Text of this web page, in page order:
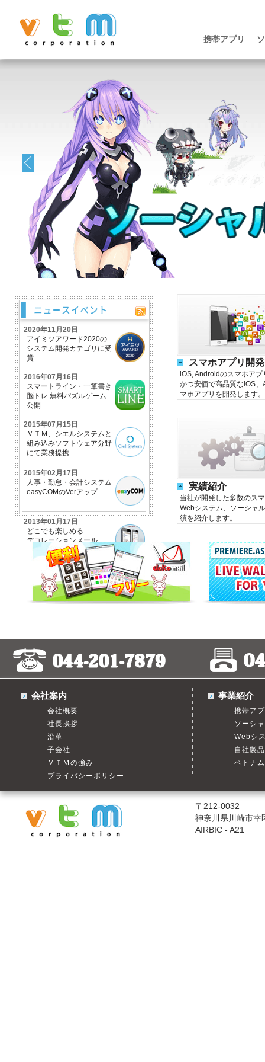
携帯アプリ
2020年11月20日
アイミツアワード2020の
システム開発カテゴリに受
賞
2016年07月16日
スマートライン・一筆書き
脳トレ 無料パズルゲーム
公開
2015年07月15日
ＶＴＭ、シエルシステムと
組み込みソフトウェア分野
にて業務提携
2015年02月17日
人事・勤怠・会計システム
easyCOMのVerアップ
2013年01月17日
どこでも楽しめる
デコレーションメール
アプリのリリース
スマホアプリ
iOS, Androidのスマホアプ
かつ安価で高品質なiOS
マホアプリを開発します。
実績紹介
当社が開発した多数のス
Webシステム、ソーシャ
績を紹介します。
会社案内
会社概要
社長挨拶
沿革
子会社
ＶＴＭの強み
プライバシーポリシー
事業紹介
携帯ア
ソーシ
Webシ
自社製品
ベトナ
〒212-0032
神奈川県川崎市幸
AIRBIC - A21